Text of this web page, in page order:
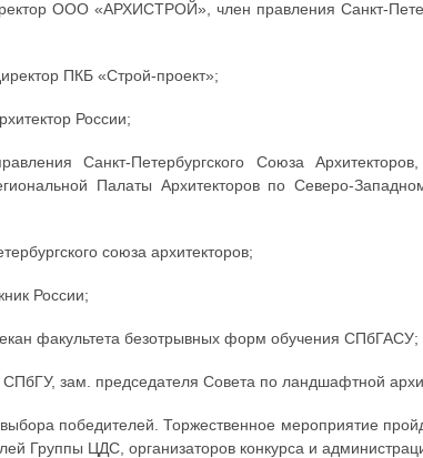
ООО «АРХИСТРОЙ», член правления Санкт-
ПКБ «Строй-проект»;
России;
Санкт-Петербургского Союза
Палаты Архитекторов по Северо-
союза архитекторов;
России;
факультета безотрывных форм обучения СПбГАСУ;
зам. председателя Совета по ландшафтной
победителей. Торжественное мероприятие
Группы ЦДС, организаторов конкурса и